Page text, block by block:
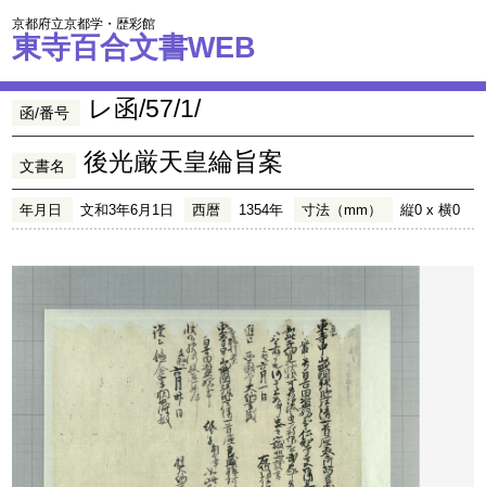
京都府立京都学・歴彩館
東寺百合文書WEB
函/番号 レ函/57/1/
文書名 後光厳天皇綸旨案
年月日 文和3年6月1日 西暦 1354年 寸法（mm） 縦0 x 横0